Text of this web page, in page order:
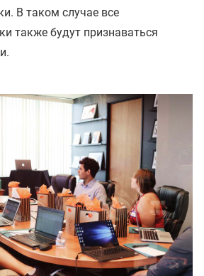
В таком случае все
также будут признаваться